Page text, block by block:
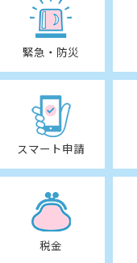
緊急・防災
スマート申請
税金